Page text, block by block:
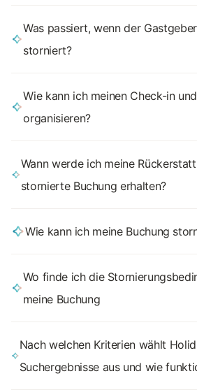
Was passiert, wenn der
storniert?
Wie kann ich meinen Check-in
organisieren?
Wann werde ich meine
stornierte Buchung erhalten?
Wie kann ich meine Buchung
Wo finde ich die
meine Buchung
Nach welchen Kriterien wählt
Suchergebnisse aus und wie